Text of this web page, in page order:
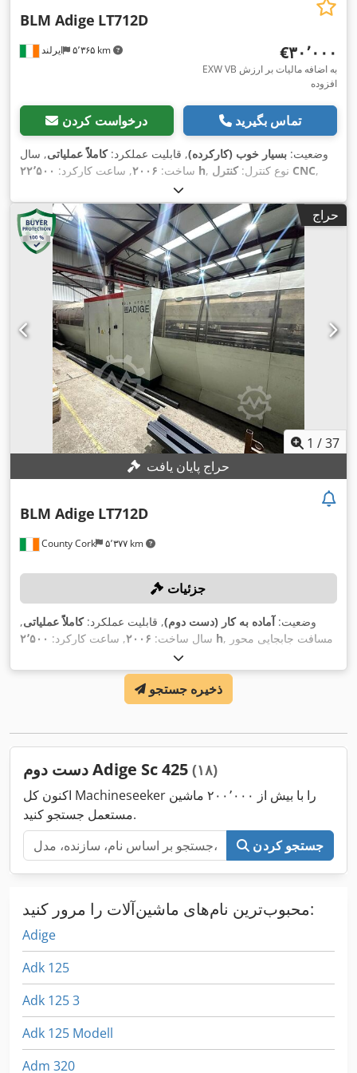
ایرلند ۵٬۳۶۵ km
BLM Adige LT712D
‎€۳۰٬۰۰۰
EXW VB به اضافه مالیات بر ارزش
افزوده
درخواست کردن تماس بگیرید
وضعیت: بسیار خوب (کارکرده), قابلیت عملکرد:کاملاً عملیاتی, سال
ساخت: ۲۰۰۶, ساعت کارکرد: ۲۲٬۵۰۰ h , نوع کنترل: کنترل CNC,
درجه اتوماسیون:
Sinumerik 840D
, نوع لیزر:لیزر CO₂ , سازنده منبع لیزر:Rofin,
مدل منبع لیزر:DC 025 , توان لیزر: ۲٬۵۰۰ وات
, قطر لوله (حداکثر):
, طول لوله (حداکثر):۸٬۵۰۰ میلی‌متر , طول میز:۸٬۵۰۰
میلی‌متر, طول کارکرد:۸٬۵۰۰ میلی‌متر
۸٬۵۰۰ میلی‌متر, مسافت حرکت محور Y: ۴۰۰ میلی‌متر, مسافت
حرکت محور Z:
۹۵ میلی‌متر, حداکثر وزن قطعه کار:۴٬۰۰۰ کیلوگرم
,
نوع جریان ورودی:سه فاز, اتصال هوای فشرده:۶ میله
, وزن کل:
۱۰٬۰۰۰ کیلوگرم
, طول کل:۱۷٬۵۳۶ میلی‌متر , عرض کل:
۴٬۶۰۴
میلی‌متر, ارتفاع کل:۲٬۲۳۷ میلی‌متر , تجهیزات:
استخراج گرد و غبار,
مستندات / راهنما, نشان CE, واحد خنک‌کننده
حراج
1 /37
حراج پایان یافت
County Cork ۵٬۳۷۷ km
BLM Adige LT712D
جزئیات
وضعیت:آماده به کار (دست دوم), قابلیت عملکرد:کاملاً عملیاتی,
سال ساخت: ۲۰۰۶, ساعت کارکرد: ۲٬۵۰۰ h, مسافت جابجایی محور
۸٬۵۰۰ میلی‌متر
حرکت محور Z:
۹۵ میلی‌متر,
ذخیره جستجو
دست دوم Adige Sc 425 (۱۸)
اکنون کل Machineseeker را با بیش از ۲۰۰٬۰۰۰ ماشین
مستعمل جستجو کنید.
جستجو کردن
محبوب‌ترین نام‌های ماشین‌آلات را مرور کنید:
Adige
Adk 125
Adk 125 3
Adk 125 Modell
Adm 320